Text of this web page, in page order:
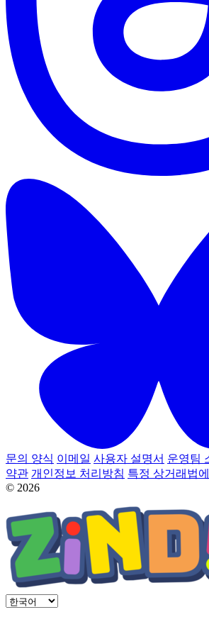
문의 양식 이메일 사용자 설명서 운영팀
약관 개인정보 처리방침 특정 상거래법
© 2026